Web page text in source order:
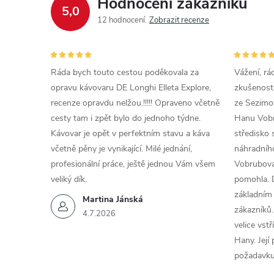
5,0
12 hodnocení Zobrazit recenze
Martina Jánská
4.7.2026
Ráda bych touto cestou poděkovala za
opravu kávovaru DE Longhi Elleta Explore,
recenze opravdu nelžou.!!!!! Opraveno včetně
cesty tam i zpět bylo do jednoho týdne.
Kávovar je opět v perfektním stavu a káva
včetně pěny je vynikající. Milé jednání,
profesionální práce, ještě jednou Vám všem
veliký dík.
Vážení,
ze
Hanu
středisko
pomohla.
velice
Hany.